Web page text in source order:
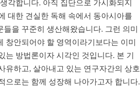
각합니다. 아직 집단으로 가시화되지
대한 견실한 독해 속에서 동아시아를
을 꾸준히 생산해왔습니다. 그런 의미
창안되어야 할 영역이라기보다는 이미
는 방법론이자 시각인 것입니다. 본 기
유하고, 살아내고 있는 연구자간의 상호
으로는 함께 성장해 나아가고자 합니다.